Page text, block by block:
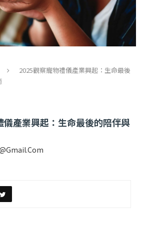
2025觀察寵物禮儀產業興起：生命最後
產業興起：生命最後的陪伴與